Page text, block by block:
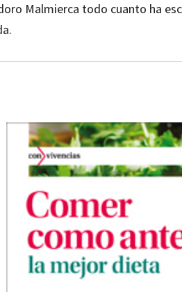
Malmierca todo cuanto ha